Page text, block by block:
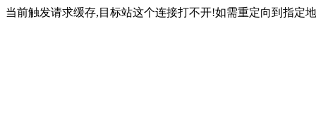
当前触发请求缓存,目标站这个连接打不开!如需重定向到指定